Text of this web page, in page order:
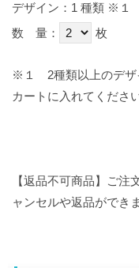
デザイン：1 種類 ※１
数 量：
枚
※１
2種類以上のデザ
カートに入れてくださ
【返品不可商品】ご注
ャンセルや返品ができ